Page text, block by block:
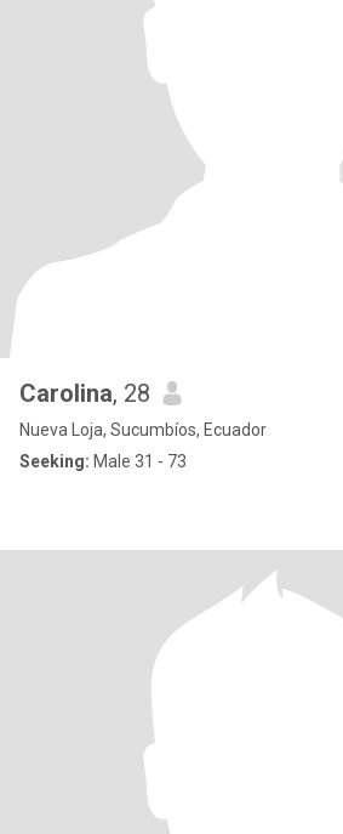
Carolina, 28
Nueva Loja, Sucumbíos, Ecuador
Seeking: Male 31 - 73